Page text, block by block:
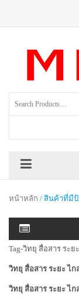
หน้าหลัก / สินค้าที่มีป้
Tag-วิทยุ สื่อสาร ระย
วิทยุ สื่อสาร ระยะ ไก
วิทยุ สื่อสาร ระยะ ไก